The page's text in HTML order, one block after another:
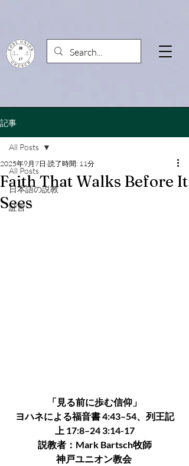
記事
All Posts
日本語の説教
証言
All Posts
Faith That Walks Before It
Sees
2025年9月7日 読了時間: 11分
「見る前に歩む信仰」
ヨハネによる福音書 4:43–54、列王記
上 17:8–24 3:14-17
説教者：Mark Bartsch牧師
神戸ユニオン教会